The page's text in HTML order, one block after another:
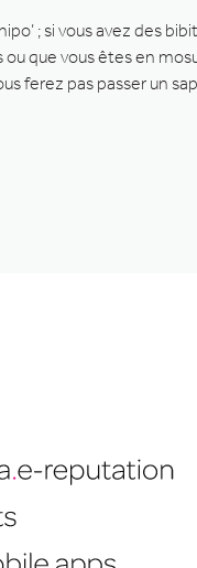
; si vous avez des
que vous êtes en
ferez pas passer un